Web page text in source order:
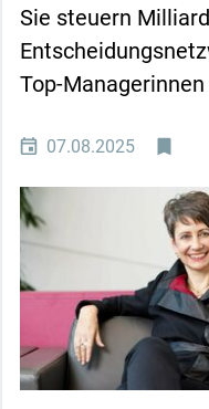
Sie steuern
Top-
07.08.2025